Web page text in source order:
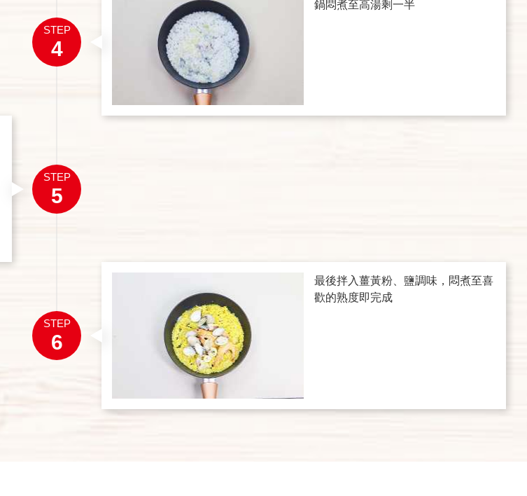
STEP
4
鍋悶煮至高湯剩一半
STEP
5
STEP
6
最後拌入薑黃粉、鹽調味，悶煮至喜
歡的熟度即完成